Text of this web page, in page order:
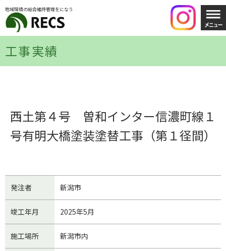
地域環境の総合維持管理をになう
工事実績
西土第４号 曽和インター信濃町線１
号有明大橋塗装塗替工事（第１径間）
発注者 新潟市
竣工年月 2025年5月
施工場所 新潟市内